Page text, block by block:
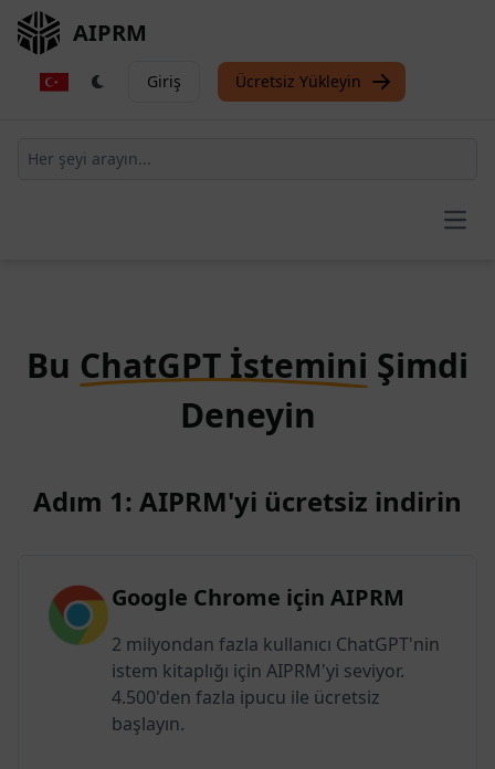
AIPRM
Giriş Ücretsiz Yükleyin
Bu ChatGPT İstemini Şimdi
Deneyin
Adım 1: AIPRM'yi ücretsiz indirin
Google Chrome için AIPRM
2 milyondan fazla kullanıcı ChatGPT'nin
istem kitaplığı için AIPRM'yi seviyor.
4.500'den fazla ipucu ile ücretsiz
başlayın.